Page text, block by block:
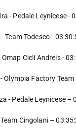
- Pedale Leynicese -
Team Todesco -
Cicli Andreis -
Olympia Factory
- Pedale Leynicese –
Cingolani –